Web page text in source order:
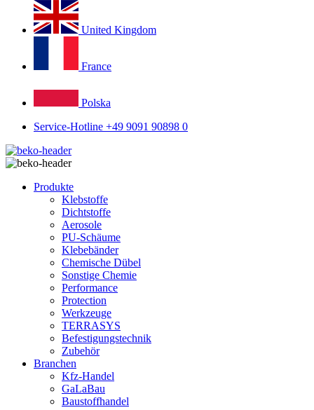
United Kingdom
France
Polska
Service-Hotline +49 9091 90898 0
Produkte
Klebstoffe
Dichtstoffe
Aerosole
PU-Schäume
Klebebänder
Chemische Dübel
Sonstige Chemie
Performance
Protection
Werkzeuge
TERRASYS
Befestigungstechnik
Zubehör
Branchen
Kfz-Handel
GaLaBau
Baustoffhandel